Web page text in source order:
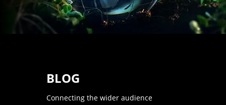
BLOG
Connecting the wider audience